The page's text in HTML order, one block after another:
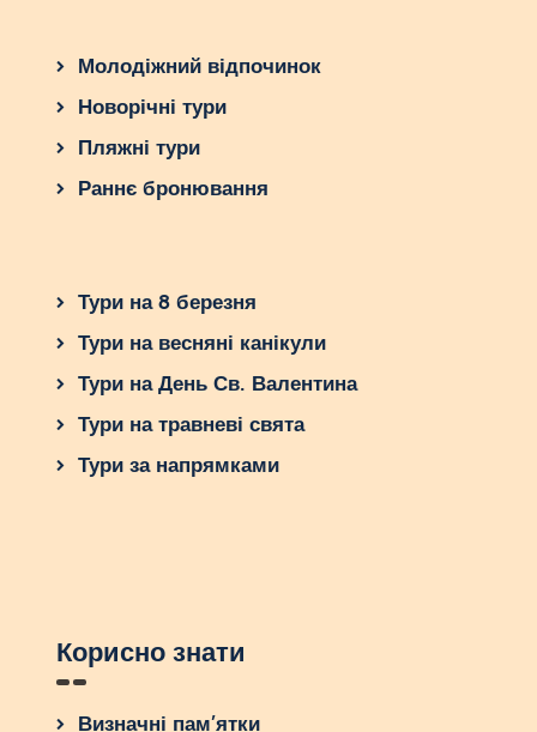
Молодіжний відпочинок
Новорічні тури
Пляжні тури
Раннє бронювання
Тури на 8 березня
Тури на весняні канікули
Тури на День Св. Валентина
Тури на травневі свята
Тури за напрямками
Корисно знати
Визначні пам’ятки